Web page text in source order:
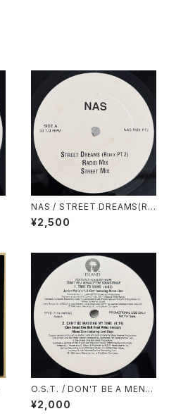
NAS / STREET DREAMS(RE
MIX PT.2)
¥2,500
O.S.T. / DON'T BE A MENA
CE SAMPLER
¥2,000